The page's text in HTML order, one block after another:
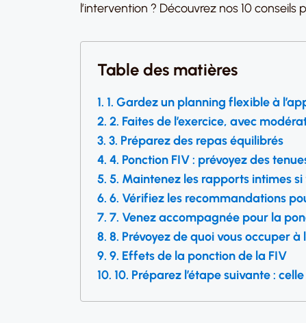
l’intervention ? Découvrez nos 10
Table des matières
1. Gardez un planning flexible à
2. Faites de l’exercice, avec
3. Préparez des repas équilibrés
4. Ponction FIV : prévoyez des
5. Maintenez les rapports intimes si
6. Vérifiez les recommandations
7. Venez accompagnée pour la
8. Prévoyez de quoi vous occuper à
9. Effets de la ponction de la FIV
10. Préparez l’étape suivante :